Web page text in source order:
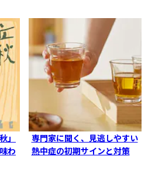
」
わ
専門家に聞く、見逃しやすい
熱中症の初期サインと対策